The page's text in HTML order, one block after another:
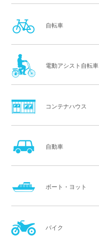
自転車
電動アシスト自転車
コンテナハウス
自動車
ボート・ヨット
バイク